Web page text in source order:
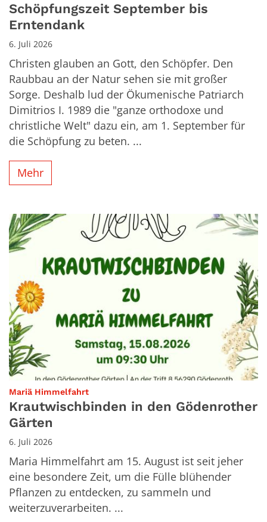
Schöpfungszeit September bis
Erntendank
6. Juli 2026
Christen glauben an Gott, den Schöpfer. Den
Raubbau an der Natur sehen sie mit großer
Sorge. Deshalb lud der Ökumenische Patriarch
Dimitrios I. 1989 die "ganze orthodoxe und
christliche Welt" dazu ein, am 1. September für
die Schöpfung zu beten. ...
Mehr
Mariä Himmelfahrt:
Krautwischbinden in den Gödenrother
Gärten
6. Juli 2026
Maria Himmelfahrt am 15. August ist seit jeher
eine besondere Zeit, um die Fülle blühender
Pflanzen zu entdecken, zu sammeln und
weiterzuverarbeiten. ...